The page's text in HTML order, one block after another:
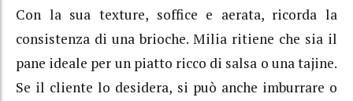
Con la sua texture, soffice e aerata, ricorda la
consistenza di una brioche. Milia ritiene che sia il
pane ideale per un piatto ricco di salsa o una tajine.
Se il cliente lo desidera, si può anche imburrare o